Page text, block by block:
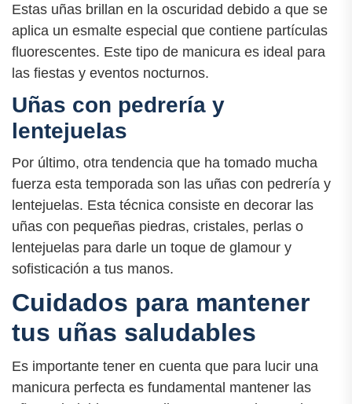
Estas uñas brillan en la oscuridad debido a que se
aplica un esmalte especial que contiene partículas
fluorescentes. Este tipo de manicura es ideal para
las fiestas y eventos nocturnos.
Uñas con pedrería y
lentejuelas
Por último, otra tendencia que ha tomado mucha
fuerza esta temporada son las uñas con pedrería y
lentejuelas. Esta técnica consiste en decorar las
uñas con pequeñas piedras, cristales, perlas o
lentejuelas para darle un toque de glamour y
sofisticación a tus manos.
Cuidados para mantener
tus uñas saludables
Es importante tener en cuenta que para lucir una
manicura perfecta es fundamental mantener las